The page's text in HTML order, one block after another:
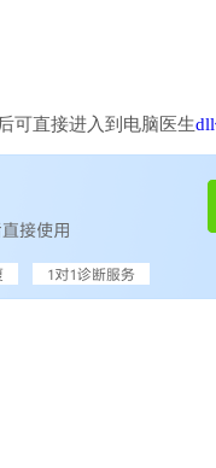
可直接进入到电脑医生